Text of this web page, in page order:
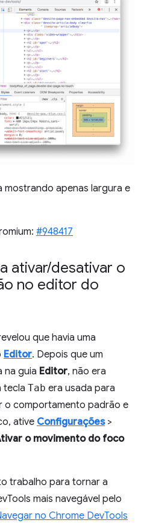
mostrando apenas largura e
#948417
ativar/desativar o
no editor do
que havia uma
Editor. Depois que um
na guia Editor, não era
tecla Tab era usada para
o comportamento padrão e
ative Configurações>
o movimento do foco
trabalho para tornar a
mais navegável pelo
no Chrome DevTools